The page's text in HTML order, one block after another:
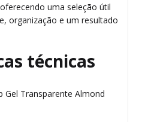
uma seleção útil
organização e um resultado
técnicas
Gel Transparente Almond